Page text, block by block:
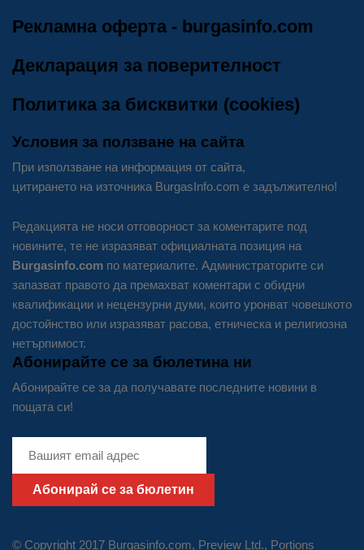
Рекламна оферта - burgasinfo.com
Декларация за поверителност
Политика за бисквитки (cookies)
Условия за ползване на сайта
При използване на информация от сайта,
цитирането на източника BurgasInfo.com е задължително!
Редакцията не носи отговорност за коментарите под
новините, те не изразяват официалната позиция на
Burgasinfo.com по материалите. Администраторите си
запазват правото да премахват коментари с обидни
квалификации и нецензурни думи, които уронват човешкото
достойнство или изразяват расова, етническа и религиозна
нетърпимост.
Абонирайте се за бюлетина ни
Абонирайте се за да получавате последните новини в
пощата си!
Абонирай се за бюлетин
© Copyright 2017 Burgasinfo.com, Preview Ltd., Portions